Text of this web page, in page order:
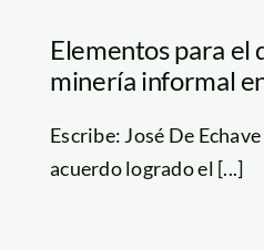
Elementos para el
minería informal
Escribe: José De
acuerdo logrado el [...]